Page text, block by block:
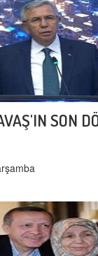
SON